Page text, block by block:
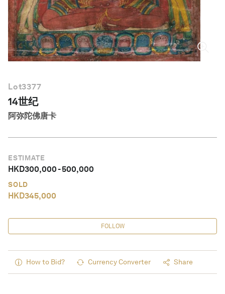
简体中文
Lot3377
14世纪
阿弥陀佛唐卡
ESTIMATE
HKD300,000-500,000
SOLD
HKD345,000
FOLLOW
How to Bid? Currency Converter Share